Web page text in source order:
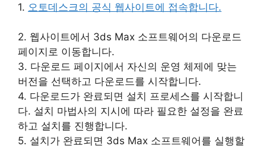
1. 오토데스크의 공식 웹사이트에 접속합니다.
2. 웹사이트에서 3ds Max 소프트웨어의 다운로드
페이지로 이동합니다.
3. 다운로드 페이지에서 자신의 운영 체제에 맞는
버전을 선택하고 다운로드를 시작합니다.
4. 다운로드가 완료되면 설치 프로세스를 시작합니
다. 설치 마법사의 지시에 따라 필요한 설정을 완료
하고 설치를 진행합니다.
5. 설치가 완료되면 3ds Max 소프트웨어를 실행할